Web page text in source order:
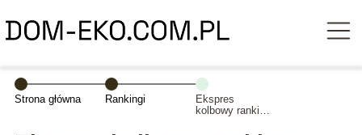
Strona główna Rankingi
Ekspres
kolbowy ranking